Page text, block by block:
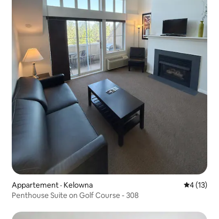
Appartement · Kelowna Note
4 (13)
Penthouse Suite on Golf Course - 308